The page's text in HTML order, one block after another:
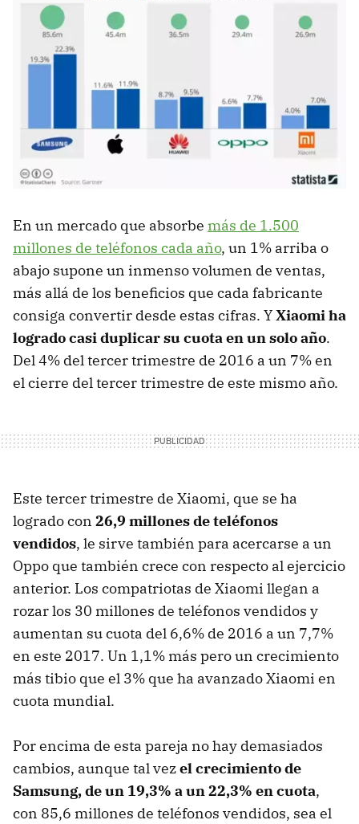
En un mercado que absorbe más de 1.500
millones de teléfonos cada año, un 1% arriba o
abajo supone un inmenso volumen de ventas,
más allá de los beneficios que cada fabricante
consiga convertir desde estas cifras. YXiaomi ha
logrado casi duplicar su cuota en un solo año.
Del 4% del tercer trimestre de 2016 a un 7% en
el cierre del tercer trimestre de este mismo año.
Este tercer trimestre de Xiaomi, que se ha
logrado con 26,9 millones de teléfonos
vendidos, le sirve también para acercarse a un
Oppo que también crece con respecto al ejercicio
anterior. Los compatriotas de Xiaomi llegan a
rozar los 30 millones de teléfonos vendidos y
aumentan su cuota del 6,6% de 2016 a un 7,7%
en este 2017. Un 1,1% más pero un crecimiento
más tibio que el 3% que ha avanzado Xiaomi en
cuota mundial.
Por encima de esta pareja no hay demasiados
cambios, aunque tal vezel crecimiento de
Samsung, de un 19,3% a un 22,3% en cuota,
con 85,6 millones de teléfonos vendidos, sea el